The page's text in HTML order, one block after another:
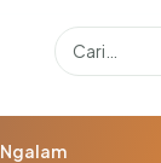
Search
Ngalam